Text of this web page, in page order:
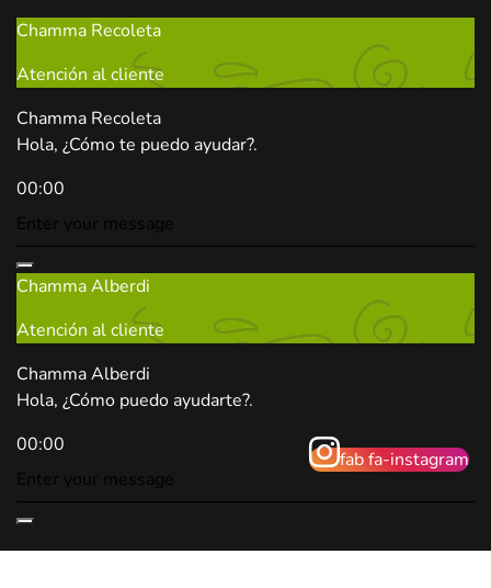
Chamma Recoleta
Atención al cliente
Chamma Recoleta
Hola, ¿Cómo te puedo ayudar?.
00:00
Chamma Alberdi
Atención al cliente
Chamma Alberdi
Hola, ¿Cómo puedo ayudarte?.
00:00
fab fa-instagram